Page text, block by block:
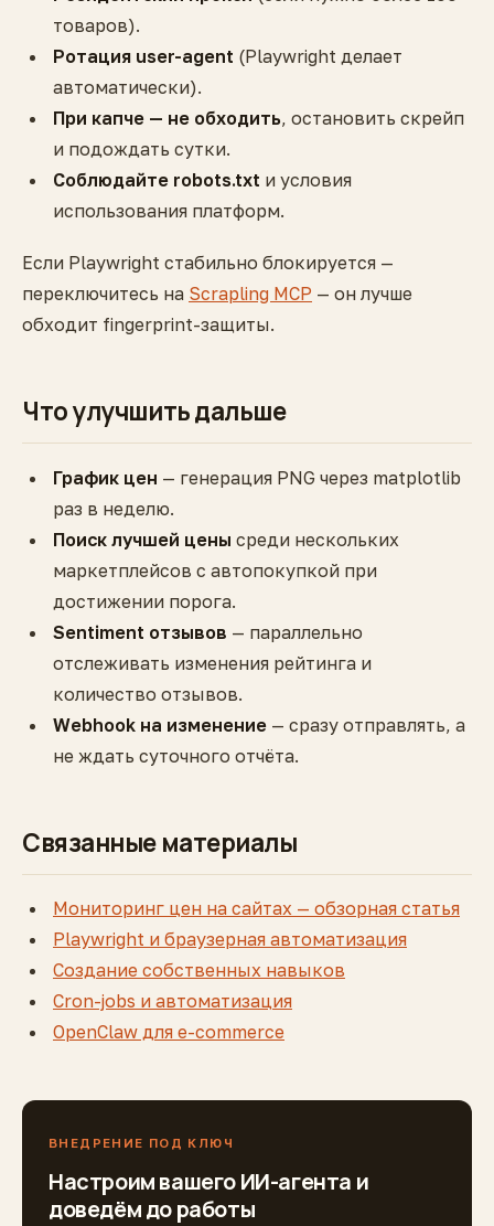
товаров).
Ротация user-agent (Playwright делает
автоматически).
При капче — не обходить, остановить скрейп
и подождать сутки.
Соблюдайте robots.txt и условия
использования платформ.
Если Playwright стабильно блокируется —
переключитесь на Scrapling MCP — он лучше
обходит fingerprint-защиты.
Что улучшить дальше
График цен — генерация PNG через matplotlib
раз в неделю.
Поиск лучшей цены среди нескольких
маркетплейсов с автопокупкой при
достижении порога.
Sentiment отзывов — параллельно
отслеживать изменения рейтинга и
количество отзывов.
Webhook на изменение — сразу отправлять, а
не ждать суточного отчёта.
Связанные материалы
Мониторинг цен на сайтах — обзорная статья
Playwright и браузерная автоматизация
Создание собственных навыков
Cron-jobs и автоматизация
OpenClaw для e-commerce
ВНЕДРЕНИЕ ПОД КЛЮЧ
Настроим вашего ИИ-агента и
доведём до работы